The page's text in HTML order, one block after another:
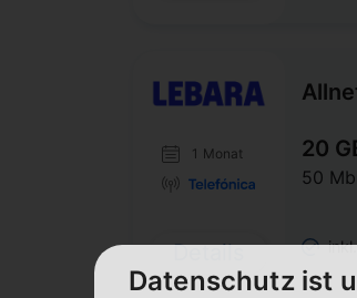
1 Monat
Details
20
50
Datenschutz ist